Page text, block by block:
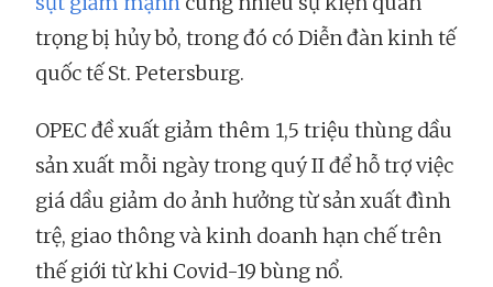
trọng bị hủy bỏ, trong đó có Diễn đàn kinh tế
quốc tế St. Petersburg.
OPEC đề xuất giảm thêm 1,5 triệu thùng dầu
sản xuất mỗi ngày trong quý II để hỗ trợ việc
giá dầu giảm do ảnh hưởng từ sản xuất đình
trệ, giao thông và kinh doanh hạn chế trên
thế giới từ khi Covid-19 bùng nổ.